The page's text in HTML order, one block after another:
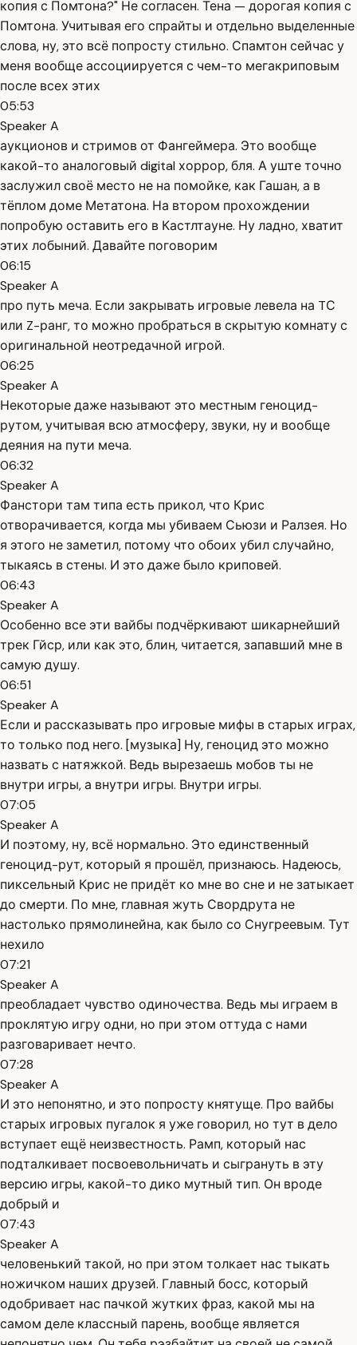
копия с Помтона?" Не согласен. Тена — дорогая копия с
Помтона. Учитывая его спрайты и отдельно выделенные
слова, ну, это всё попросту стильно. Спамтон сейчас у
меня вообще ассоциируется с чем-то мегакриповым
после всех этих
05:53
Speaker A
аукционов и стримов от Фангеймера. Это вообще
какой-то аналоговый digital хоррор, бля. А уште точно
заслужил своё место не на помойке, как Гашан, а в
тёплом доме Метатона. На втором прохождении
попробую оставить его в Кастлтауне. Ну ладно, хватит
этих лобыний. Давайте поговорим
06:15
Speaker A
про путь меча. Если закрывать игровые левела на TС
или Z-ранг, то можно пробраться в скрытую комнату с
оригинальной неотредачной игрой.
06:25
Speaker A
Некоторые даже называют это местным геноцид-
рутом, учитывая всю атмосферу, звуки, ну и вообще
деяния на пути меча.
06:32
Speaker A
Фанстори там типа есть прикол, что Крис
отворачивается, когда мы убиваем Сьюзи и Ралзея. Но
я этого не заметил, потому что обоих убил случайно,
тыкаясь в стены. И это даже было криповей.
06:43
Speaker A
Особенно все эти вайбы подчёркивают шикарнейший
трек Гйср, или как это, блин, читается, запавший мне в
самую душу.
06:51
Speaker A
Если и рассказывать про игровые мифы в старых играх,
то только под него. [музыка] Ну, геноцид это можно
назвать с натяжкой. Ведь вырезаешь мобов ты не
внутри игры, а внутри игры. Внутри игры.
07:05
Speaker A
И поэтому, ну, всё нормально. Это единственный
геноцид-рут, который я прошёл, признаюсь. Надеюсь,
пиксельный Крис не придёт ко мне во сне и не затыкает
до смерти. По мне, главная жуть Свордрута не
настолько прямолинейна, как было со Снугреевым. Тут
нехило
07:21
Speaker A
преобладает чувство одиночества. Ведь мы играем в
проклятую игру одни, но при этом оттуда с нами
разговаривает нечто.
07:28
Speaker A
И это непонятно, и это попросту княтуще. Про вайбы
старых игровых пугалок я уже говорил, но тут в дело
вступает ещё неизвестность. Рамп, который нас
подталкивает посвоевольничать и сыгрануть в эту
версию игры, какой-то дико мутный тип. Он вроде
добрый и
07:43
Speaker A
человенький такой, но при этом толкает нас тыкать
ножичком наших друзей. Главный босс, который
одобривает нас пачкой жутких фраз, какой мы на
самом деле классный парень, вообще является